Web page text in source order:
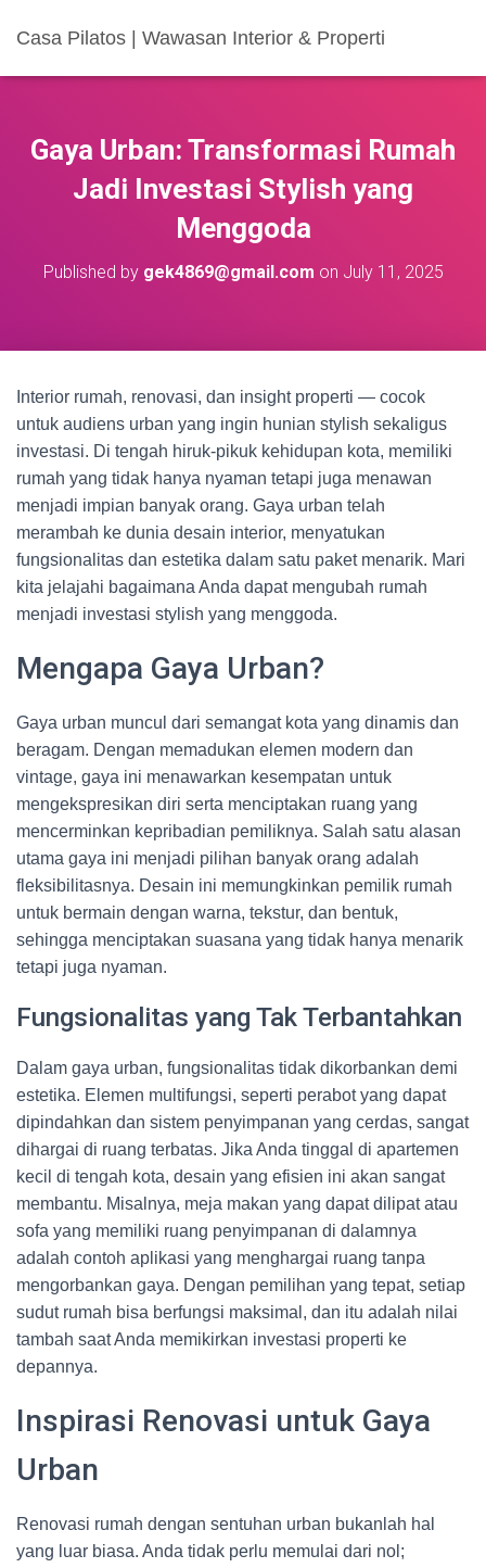
Casa Pilatos | Wawasan Interior & Properti
Gaya Urban: Transformasi Rumah
Jadi Investasi Stylish yang
Menggoda
Published by gek4869@gmail.com on July 11, 2025
Interior rumah, renovasi, dan insight properti — cocok
untuk audiens urban yang ingin hunian stylish sekaligus
investasi. Di tengah hiruk-pikuk kehidupan kota, memiliki
rumah yang tidak hanya nyaman tetapi juga menawan
menjadi impian banyak orang. Gaya urban telah
merambah ke dunia desain interior, menyatukan
fungsionalitas dan estetika dalam satu paket menarik. Mari
kita jelajahi bagaimana Anda dapat mengubah rumah
menjadi investasi stylish yang menggoda.
Mengapa Gaya Urban?
Gaya urban muncul dari semangat kota yang dinamis dan
beragam. Dengan memadukan elemen modern dan
vintage, gaya ini menawarkan kesempatan untuk
mengekspresikan diri serta menciptakan ruang yang
mencerminkan kepribadian pemiliknya. Salah satu alasan
utama gaya ini menjadi pilihan banyak orang adalah
fleksibilitasnya. Desain ini memungkinkan pemilik rumah
untuk bermain dengan warna, tekstur, dan bentuk,
sehingga menciptakan suasana yang tidak hanya menarik
tetapi juga nyaman.
Fungsionalitas yang Tak Terbantahkan
Dalam gaya urban, fungsionalitas tidak dikorbankan demi
estetika. Elemen multifungsi, seperti perabot yang dapat
dipindahkan dan sistem penyimpanan yang cerdas, sangat
dihargai di ruang terbatas. Jika Anda tinggal di apartemen
kecil di tengah kota, desain yang efisien ini akan sangat
membantu. Misalnya, meja makan yang dapat dilipat atau
sofa yang memiliki ruang penyimpanan di dalamnya
adalah contoh aplikasi yang menghargai ruang tanpa
mengorbankan gaya. Dengan pemilihan yang tepat, setiap
sudut rumah bisa berfungsi maksimal, dan itu adalah nilai
tambah saat Anda memikirkan investasi properti ke
depannya.
Inspirasi Renovasi untuk Gaya
Urban
Renovasi rumah dengan sentuhan urban bukanlah hal
yang luar biasa. Anda tidak perlu memulai dari nol;